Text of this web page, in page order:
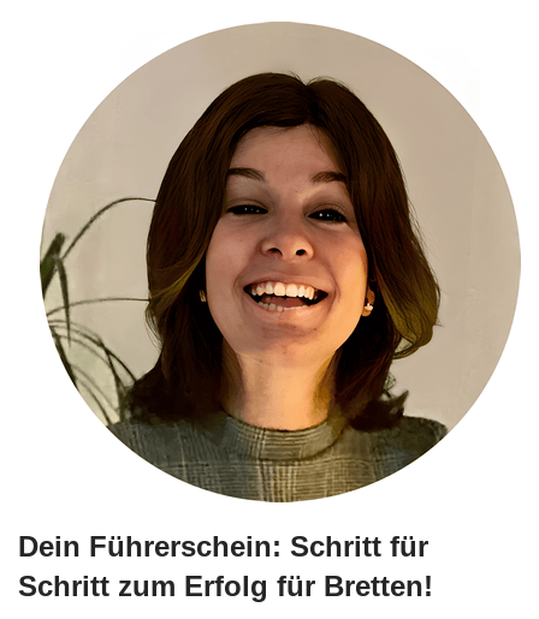
Dein Führerschein: Schritt für
Schritt zum Erfolg für Bretten!